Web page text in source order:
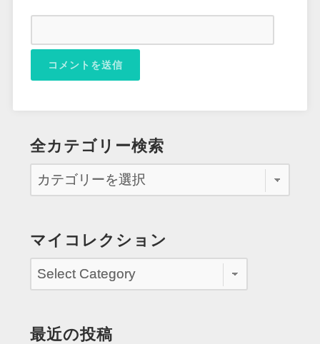
全カテゴリー検索
マイコレクション
最近の投稿